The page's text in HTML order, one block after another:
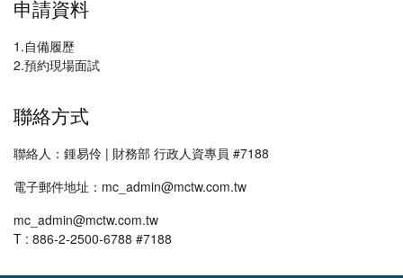
申請資料
1.自備履歷
2.預約現場面試
聯絡方式
聯絡人：鍾易伶 | 財務部 行政人資專員 #7188
電子郵件地址：mc_admin@mctw.com.tw
mc_admin@mctw.com.tw
T : 886-2-2500-6788 #7188